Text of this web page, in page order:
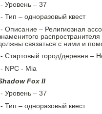
Уровень – 37
Тип – одноразовый квест
Описание – Религиозная
связаться с ними и
Стартовый город/деревня –
NPC - Mia
Fox II
Уровень – 37
Тип – одноразовый квест